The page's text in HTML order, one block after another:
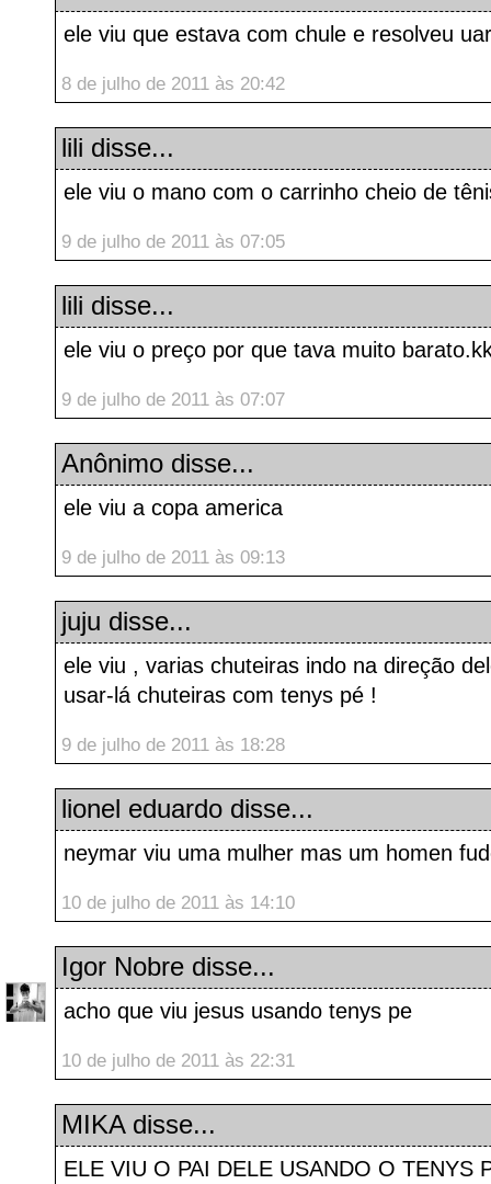
ele viu que estava com chule e resolveu
8 de julho de 2011 às 20:42
lili disse...
ele viu o mano com o carrinho cheio de
9 de julho de 2011 às 07:05
lili disse...
ele viu o preço por que tava muito
9 de julho de 2011 às 07:07
Anônimo disse...
ele viu a copa america
9 de julho de 2011 às 09:13
juju disse...
ele viu , varias chuteiras indo na direção
usar-lá chuteiras com tenys pé !
9 de julho de 2011 às 18:28
lionel eduardo disse...
neymar viu uma mulher mas um homen
10 de julho de 2011 às 14:10
Igor Nobre disse...
acho que viu jesus usando tenys pe
10 de julho de 2011 às 22:31
MIKAdisse...
ELE VIU O PAI DELE USANDO O TENYS